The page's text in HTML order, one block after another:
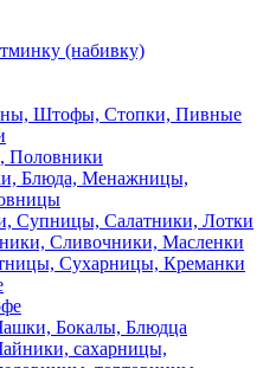
(набивку)
Штофы, Стопки, Пивные
Половники
Блюда, Менажницы,
Супницы, Салатники, Лотки
Сливочники, Масленки
Сухарницы, Креманки
Бокалы, Блюдца
сахарницы,